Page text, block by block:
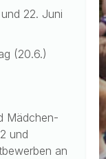
22. Juni
(20.6.)
Mädchen-
und
an